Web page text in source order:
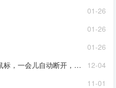
01-26
01-26
01-26
12-04
断开，又要重新连接如何解决
11-01